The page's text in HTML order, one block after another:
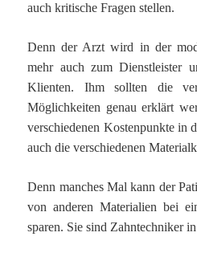
auch kritische Fragen stellen.
Denn der Arzt wird in der
mehr auch zum Dienstleister
Klienten. Ihm sollten die
Möglichkeiten genau erklärt
verschiedenen Kostenpunkte in
auch die verschiedenen
Denn manches Mal kann der
von anderen Materialien bei
sparen. Sie sind Zahntechniker